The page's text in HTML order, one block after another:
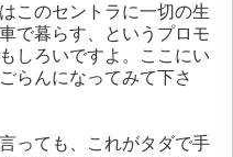
このセントラに一切の生
で暮らす、というプロモ
しろいですよ。ここにい
らんになってみて下さ
っても、これがタダで手